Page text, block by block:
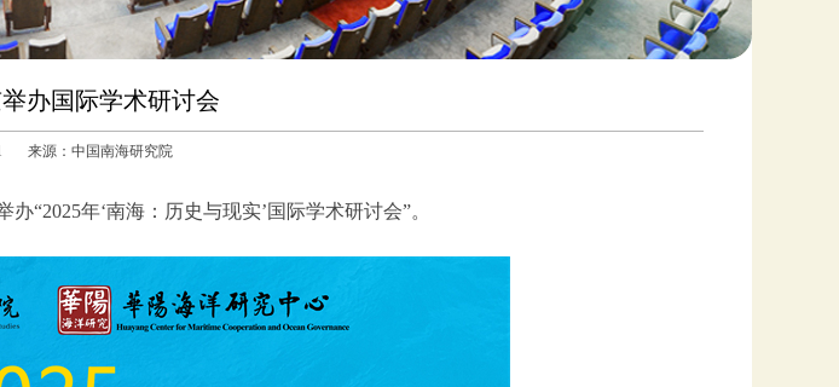
办国际学术研讨会
来源：中国南海研究院
“2025年‘南海：历史与现实’国际学术研讨会”。